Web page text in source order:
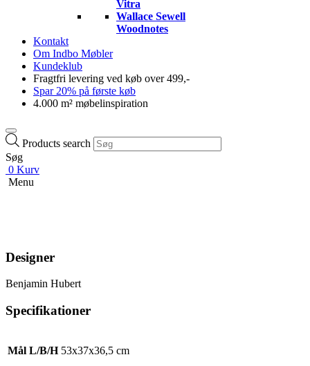
Vitra
Wallace Sewell
Woodnotes
Kontakt
Om Indbo Møbler
Kundeklub
Fragtfri levering ved køb over 499,-
Spar 20% på første køb
4.000 m² møbelinspiration
Products search
Søg
0 Kurv
Menu
Designer
Benjamin Hubert
Specifikationer
Mål L/B/H 53x37x36,5 cm